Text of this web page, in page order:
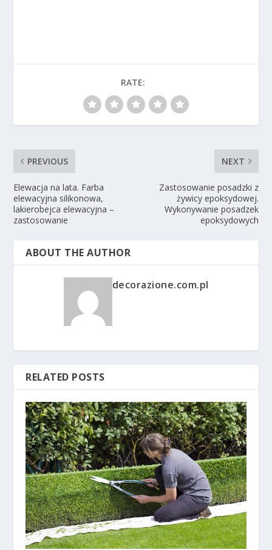
RATE:
PREVIOUS
Elewacja na lata. Farba
elewacyjna silikonowa,
lakierobejca elewacyjna –
zastosowanie
NEXT
Zastosowanie posadzki z
żywicy epoksydowej.
Wykonywanie posadzek
epoksydowych
ABOUT THE AUTHOR
decorazione.com.pl
RELATED POSTS